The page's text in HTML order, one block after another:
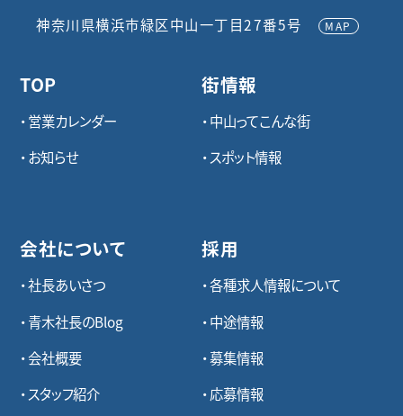
神奈川県横浜市緑区中山一丁目27番5号 MAP
TOP
営業カレンダー
お知らせ
会社について
社長あいさつ
青木社長のBlog
会社概要
スタッフ紹介
街情報
中山ってこんな街
スポット情報
採用
各種求⼈情報について
中途情報
募集情報
応募情報